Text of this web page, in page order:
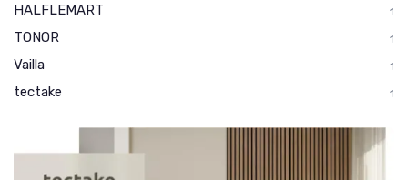
HALFLEMART 1
TONOR 1
Vailla 1
tectake 1